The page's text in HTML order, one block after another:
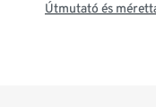
Útmutató és